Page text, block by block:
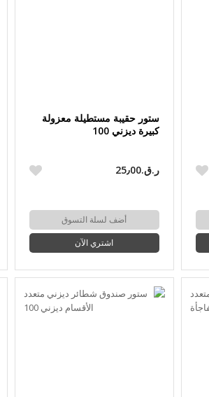
ستور حقيبة مستطيلة معزولة
كبيرة ديزني 100
ر.ق.‏25٫00
أضف لسلة التسوق
اشتري الآن